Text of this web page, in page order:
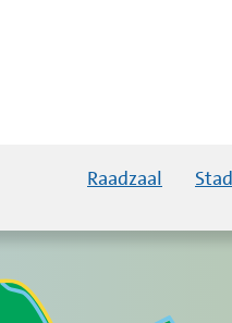
Raadzaal